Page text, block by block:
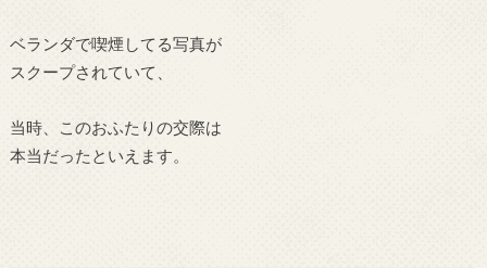
ベランダで喫煙してる写真が
スクープされていて、
当時、このおふたりの交際は
本当だったといえます。